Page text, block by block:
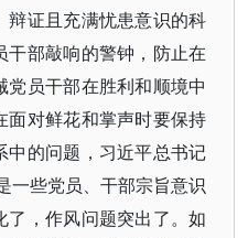
辩证且充满忧患意识的科
部敲响的警钟，防止在
员干部在胜利和顺境中
面对鲜花和掌声时要保持
中的问题，习近平总书记
一些党员、干部宗旨意识
，作风问题突出了。如